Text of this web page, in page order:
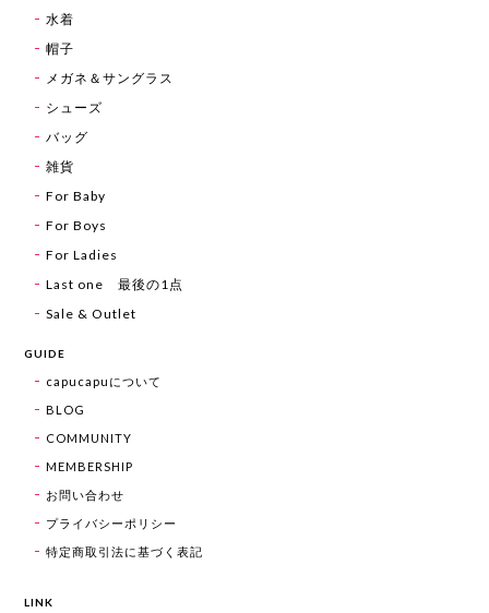
水着
帽子
メガネ＆サングラス
シューズ
バッグ
雑貨
For Baby
For Boys
For Ladies
Last one 最後の1点
Sale & Outlet
GUIDE
capucapuについて
BLOG
COMMUNITY
MEMBERSHIP
お問い合わせ
プライバシーポリシー
特定商取引法に基づく表記
LINK